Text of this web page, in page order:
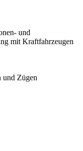
und
mit Kraftfahrzeugen
und Zügen